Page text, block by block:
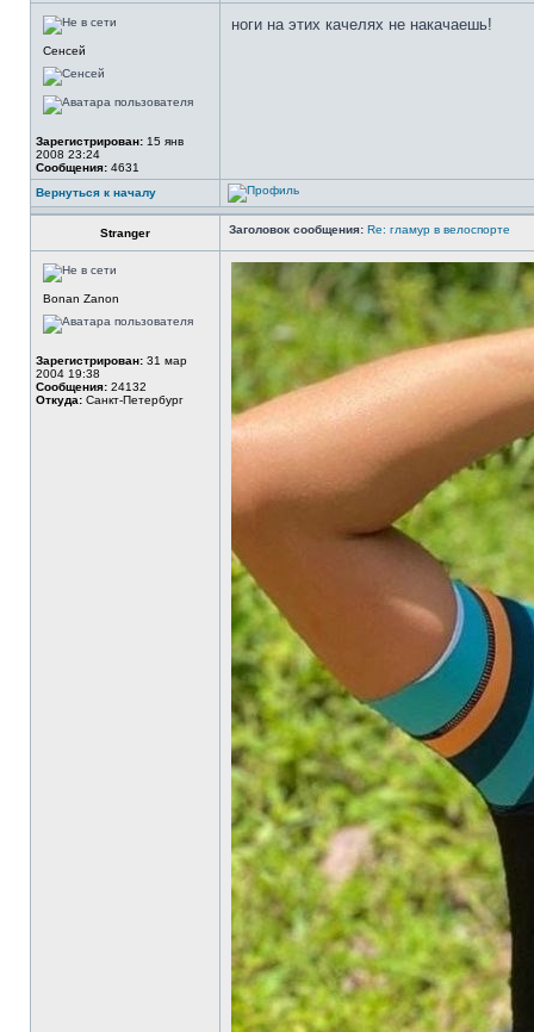
Сенсей
Зарегистрирован: 15 янв
2008 23:24
Сообщения: 4631
ноги на этих качелях не накачаешь!
Вернуться к началу
Stranger Заголовок сообщения: Re: гламур в велоспорте
Bonan Zanon
Зарегистрирован: 31 мар
2004 19:38
Сообщения: 24132
Откуда: Санкт-Петербург